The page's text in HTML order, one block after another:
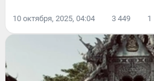
10 октября, 2025, 04:04 3 449 1